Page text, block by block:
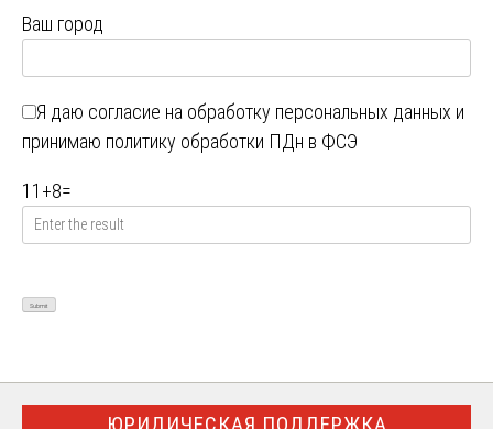
Ваш город
Я даю согласие на обработку персональных данных и
принимаю политику обработки ПДн в ФСЭ
11 +8=
ЮРИДИЧЕСКАЯ ПОДДЕРЖКА